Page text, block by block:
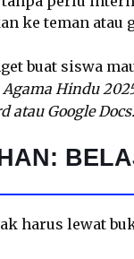
ke teman atau
buat siswa
Agama Hindu
atau Google Docs.
harus lewat